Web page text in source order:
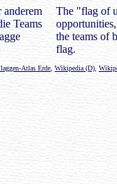
Teams
The "flag of
the teams of
flag.
Atlas Erde Wikipedia (D)